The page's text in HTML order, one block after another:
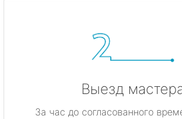
Выезд
За час до согласованного